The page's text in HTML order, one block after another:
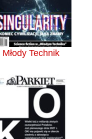
Młody Technik